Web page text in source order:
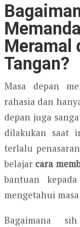
Meramal
Tangan?
Masa depan
rahasia dan
depan juga
dilakukan saat
terlalu
belajar cara
bantuan
mengetahui
Bagaimana